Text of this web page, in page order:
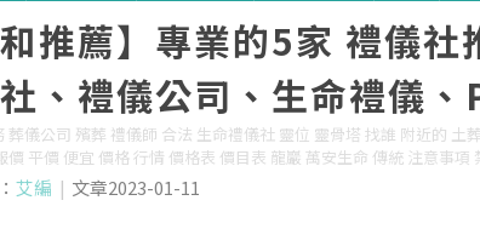
和推薦】專業的5家 禮儀社
、禮儀公司、生命禮儀、
葬儀公司 殯葬 禮儀師 合法 生命禮儀社 靈位 靈骨塔 找誰 附近的 土
價 平價 便宜 價格 行情 價格表 價目表 龍巖 萬安生命 傳統 注意事
艾編 | 文章2023-01-11